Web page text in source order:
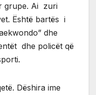
grupe. Ai zuri
Është bartës i
dhe
dhe policët që
Dëshira ime